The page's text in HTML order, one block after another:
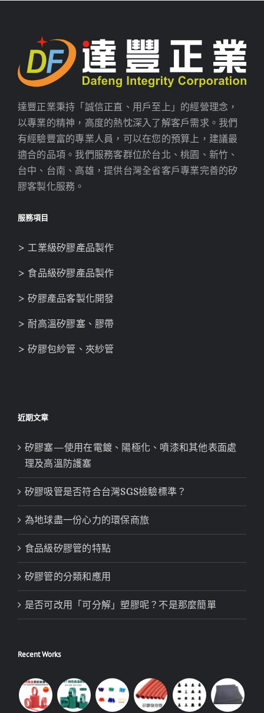
達豐正業秉持「誠信正直、用戶至上」的經營理念，
以專業的精神，高度的熱忱深入了解客戶需求。我們
有經驗豐富的專業人員，可以在您的預算上，建議最
適合的品項。我們服務客群位於台北、桃園、新竹、
台中、台南、高雄，提供台灣全省客戶專業完善的矽
膠客製化服務。
服務項目
> 工業級矽膠產品製作
> 食品級矽膠產品製作
> 矽膠產品客製化開發
> 耐高溫矽膠塞、膠帶
> 矽膠包紗管、夾紗管
近期文章
矽膠塞—使用在電鍍、陽極化、噴漆和其他表面處
理及高溫防護塞
矽膠吸管是否符合台灣SGS檢驗標準？
為地球盡一份心力的環保商旅
食品級矽膠管的特點
矽膠管的分類和應用
是否可改用「可分解」塑膠呢？不是那麼簡單
Recent Works